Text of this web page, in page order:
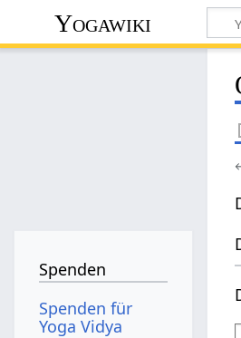
Yogawiki
Spenden
Spenden für
Yoga Vidya